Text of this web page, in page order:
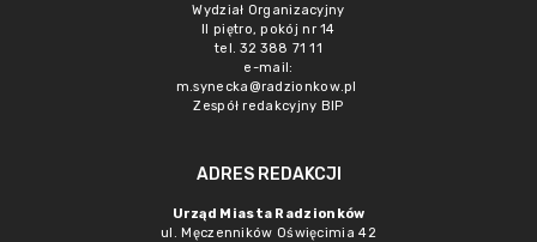
Wydział Organizacyjny
II piętro, pokój nr 14
tel. 32 388 71 11
e-mail:
m.synecka@radzionkow.pl
Zespół redakcyjny BIP
ADRES REDAKCJI
Urząd Miasta Radzionków
ul. Męczenników Oświęcimia 42